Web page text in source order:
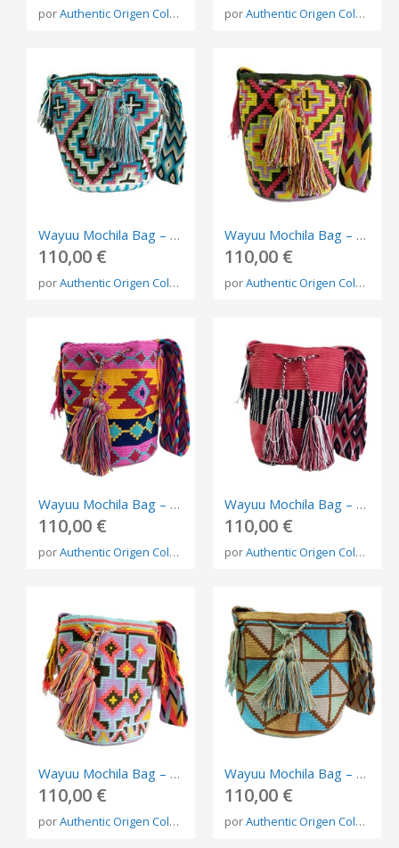
porAuthentic Origen Colombia porAuthentic Origen Colombia
Wayuu Mochila Bag – Handmade Indigenous Shoulder Bag from Colombia
110,00 €
porAuthentic Origen Colombia
Wayuu Mochila Bag – Handmade Indigenous Shoulder Bag from Colombia
110,00 €
porAuthentic Origen Colombia
Wayuu Mochila Bag – Handmade Indigenous Shoulder Bag from Colombia
110,00 €
porAuthentic Origen Colombia
Wayuu Mochila Bag – Handmade Indigenous Shoulder Bag from Colombia
110,00 €
porAuthentic Origen Colombia
Wayuu Mochila Bag – Handmade Indigenous Shoulder Bag from Colombia
110,00 €
porAuthentic Origen Colombia
Wayuu Mochila Bag – Handmade Indigenous Shoulder Bag from Colombia
110,00 €
porAuthentic Origen Colombia